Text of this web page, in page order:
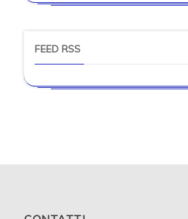
FEED RSS